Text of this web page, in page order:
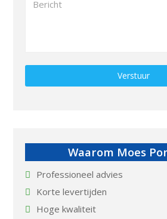
Gelieve dit veld leeg te laten.
Waarom Moes
Professioneel advies
Korte levertijden
Hoge kwaliteit